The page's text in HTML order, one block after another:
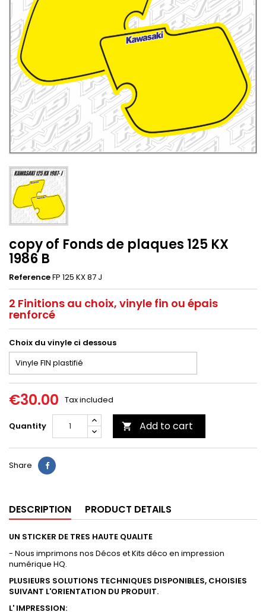
copy of Fonds de plaques 125 KX
1986 B
ReferenceFP 125 KX 87 J
2 Finitions au choix, vinyle fin ou épais
renforcé
Choix du vinyle ci dessous
€30.00 Tax included
Quantity  Add to cart
Share
DESCRIPTION PRODUCT DETAILS
UN STICKER DE TRES HAUTE QUALITE
- Nous imprimons nos Décos et Kits déco en impression
numérique HQ.
PLUSIEURS SOLUTIONS TECHNIQUES DISPONIBLES, CHOISIES
SUIVANT L'ORIENTATION DU PRODUIT.
L' IMPRESSION: